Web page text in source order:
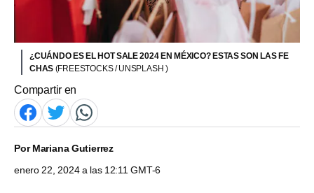
¿CUÁNDO ES EL HOT SALE 2024 EN MÉXICO? ESTAS SON LAS FE
CHAS (FREESTOCKS / UNSPLASH )
Compartir en
PorMariana Gutierrez
enero 22, 2024 a las 12:11 GMT-6